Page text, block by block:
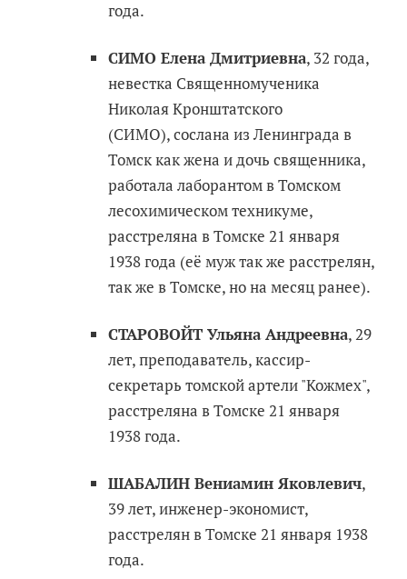
года.
СИМО Елена Дмитриевна, 32 года,
невестка Священномученика
Николая Кронштатского
(СИМО), сослана из Ленинграда в
Томск как жена и дочь священника,
работала лаборантом в Томском
лесохимическом техникуме,
расстреляна в Томске 21 января
1938 года (её муж так же расстрелян,
так же в Томске, но на месяц ранее).
СТАРОВОЙТ Ульяна Андреевна, 29
лет, преподаватель, кассир-
секретарь томской артели "Кожмех",
расстреляна в Томске 21 января
1938 года.
ШАБАЛИН Вениамин Яковлевич,
39 лет, инженер-экономист,
расстрелян в Томске 21 января 1938
года.